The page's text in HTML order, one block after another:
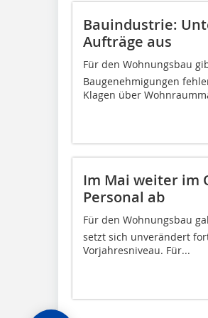
Bauindustrie:
Aufträge aus
Für den Wohnungsbau
Baugenehmigungen
Klagen über
Im Mai weiter im
Personal ab
Für den Wohnungsbau
setzt sich unverändert
Vorjahresniveau. Für...